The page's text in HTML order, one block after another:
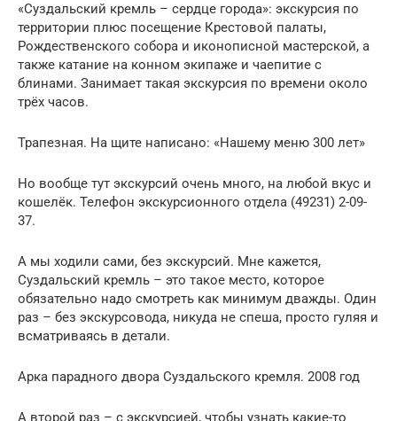
«Суздальский кремль – сердце города»: экскурсия по
территории плюс посещение Крестовой палаты,
Рождественского собора и иконописной мастерской, а
также катание на конном экипаже и чаепитие с
блинами. Занимает такая экскурсия по времени около
трёх часов.
Трапезная. На щите написано: «Нашему меню 300 лет»
Но вообще тут экскурсий очень много, на любой вкус и
кошелёк. Телефон экскурсионного отдела (49231) 2-09-
37.
А мы ходили сами, без экскурсий. Мне кажется,
Суздальский кремль – это такое место, которое
обязательно надо смотреть как минимум дважды. Один
раз – без экскурсовода, никуда не спеша, просто гуляя и
всматриваясь в детали.
Арка парадного двора Суздальского кремля. 2008 год
А второй раз – с экскурсией, чтобы узнать какие-то